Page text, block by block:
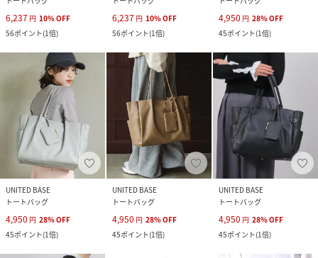
6,237 円 10%OFF
56ポイント(1倍)
6,237 円 10%OFF
56ポイント(1倍)
4,950 円 28%OFF
45ポイント(1倍)
UNITED BASE
トートバッグ
4,950 円 28%OFF
45ポイント(1倍)
UNITED BASE
トートバッグ
4,950 円 28%OFF
45ポイント(1倍)
UNITED BASE
トートバッグ
4,950 円 28%OFF
45ポイント(1倍)